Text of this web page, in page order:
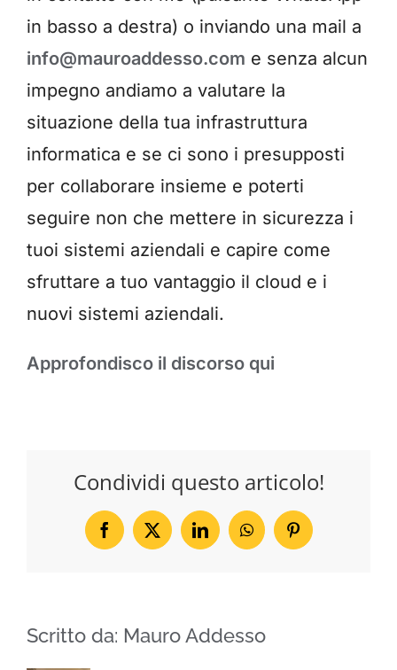
in basso a destra) o inviando una mail a
info@mauroaddesso.com e senza alcun
impegno andiamo a valutare la
situazione della tua infrastruttura
informatica e se ci sono i presupposti
per collaborare insieme e poterti
seguire non che mettere in sicurezza i
tuoi sistemi aziendali e capire come
sfruttare a tuo vantaggio il cloud e i
nuovi sistemi aziendali.
Approfondisco il discorso qui
Condividi questo articolo!
Facebook
X LinkedInWhatsAppPinterest
Scritto da: Mauro Addesso